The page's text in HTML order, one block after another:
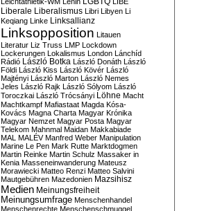
Liberale Liberalismus Libri Libyen Li
Keqiang Linke Linksallianz
Linksopposition Litauen
Literatur Liz Truss LMP Lockdown
Lockerungen Lokalismus London Lánchíd
Rádió
László Botka László Donáth László
Földi László Kiss László Kövér László
Majtényi László Marton László Nemes
Jeles László Rajk László Sólyom László
Toroczkai László Trócsányi Löhne Macht
Machtkampf Mafiastaat Magda Kósa-
Kovács Magna Charta Magyar Krónika
Magyar Nemzet Magyar Posta Magyar
Telekom Mahnmal Maidan Makkabiade
MAL MALÉV Manfred Weber Manipulation
Marine Le Pen Mark Rutte Marktdogmen
Martin Reinke Martin Schulz Massaker in
Kenia Masseneinwanderung Mateusz
Morawiecki Matteo Renzi Matteo Salvini
Mautgebühren Mazedonien Mazsihisz
Medien Meinungsfreiheit
Meinungsumfrage Menschenhandel
Menschenrechte Menschenschmuggel